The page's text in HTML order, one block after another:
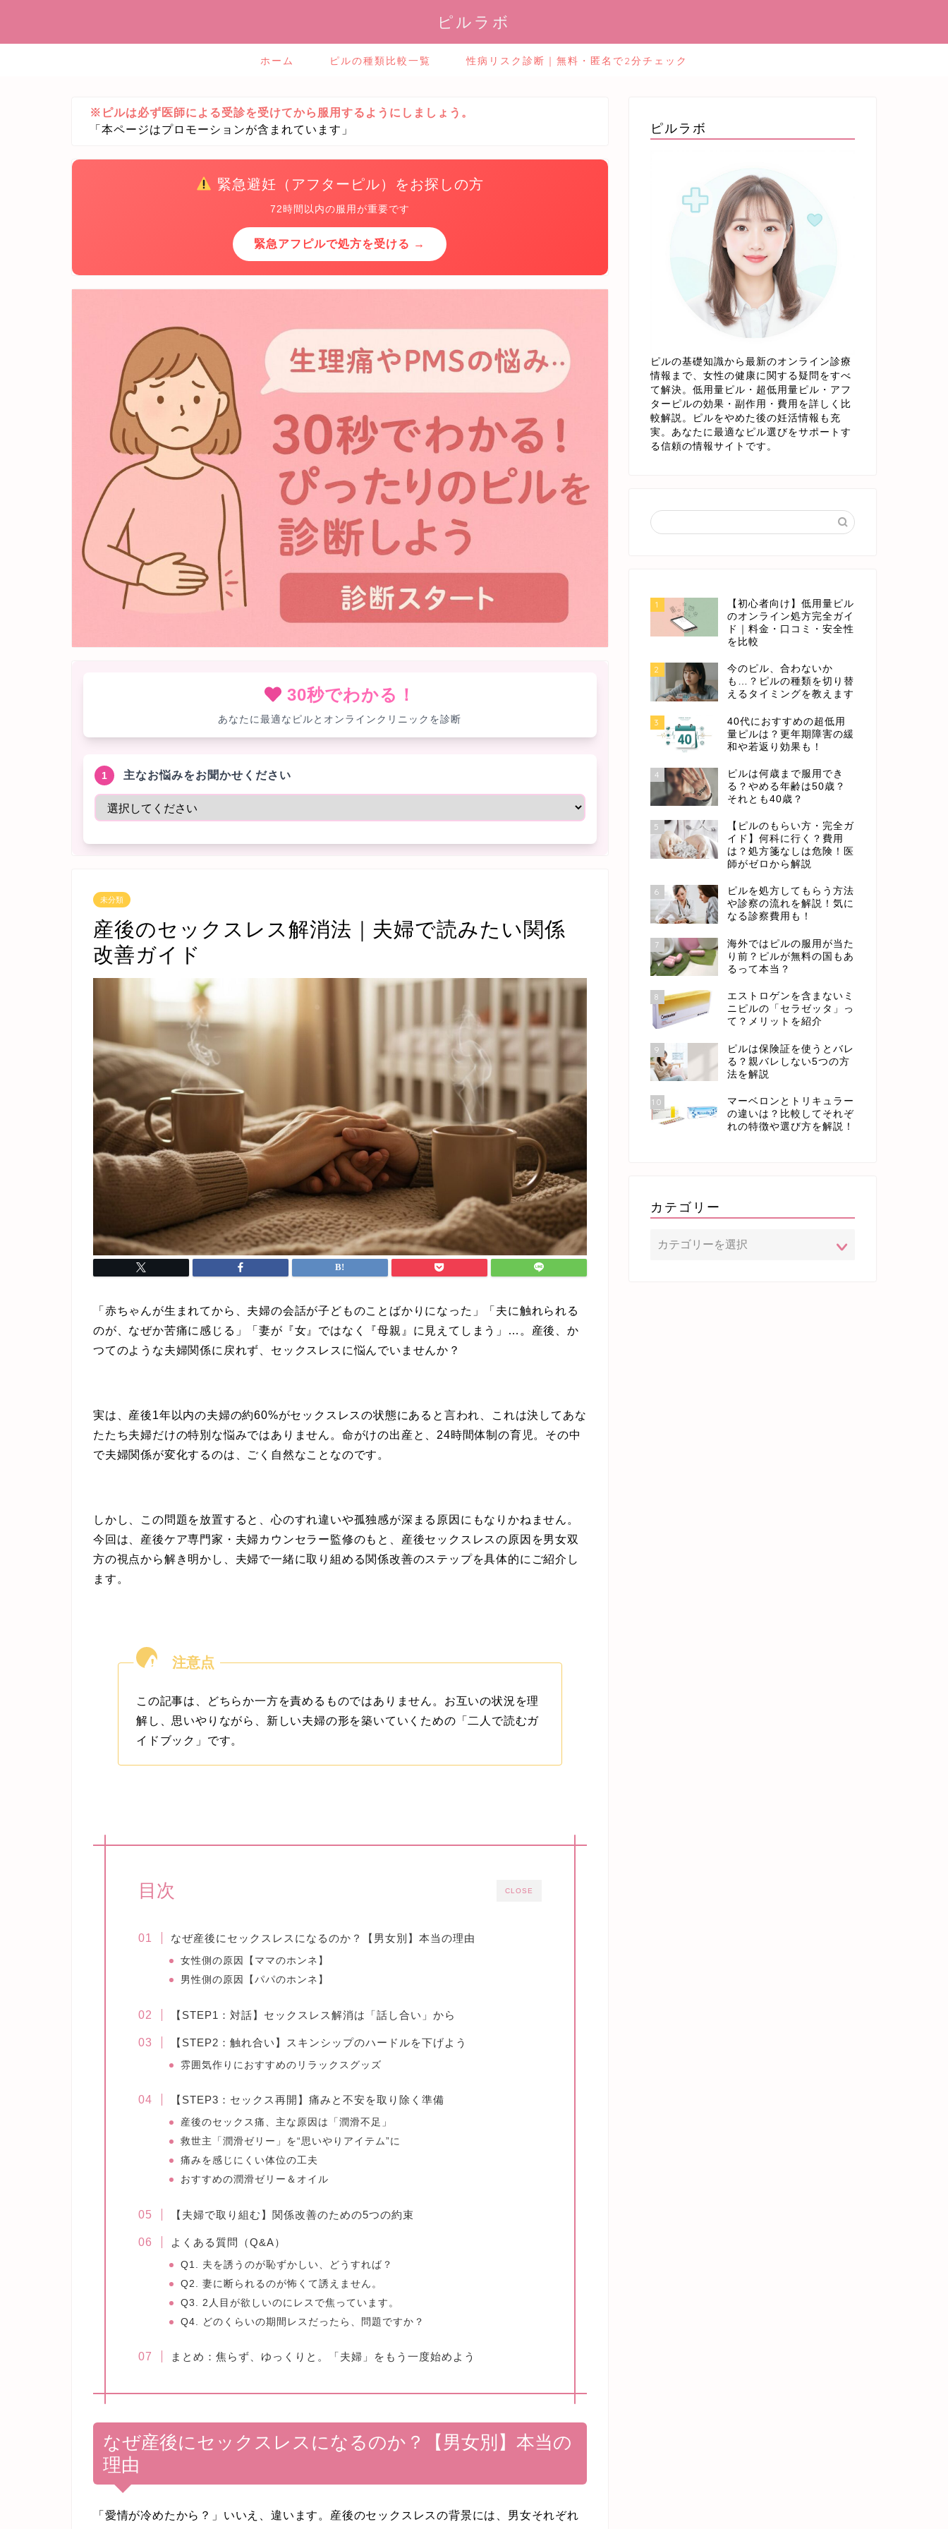
ピルラボ
ホーム ピルの種類比較一覧 性病リスク診断｜無料・匿名で2分チェック
※ピルは必ず医師による受診を受けてから服用するようにしましょう。
「本ページはプロモーションが含まれています」
緊急避妊（アフターピル）をお探しの方
72時間以内の服用が重要です
緊急アフピルで処方を受ける →
30秒でわかる！
あなたに最適なピルとオンラインクリニックを診断
1 主なお悩みをお聞かせください
未分類
産後のセックスレス解消法｜夫婦で読みたい関係
改善ガイド
「赤ちゃんが生まれてから、夫婦の会話が子どものことばかりになった」「夫に触れられる
のが、なぜか苦痛に感じる」「妻が『女』ではなく『母親』に見えてしまう」…。産後、か
つてのような夫婦関係に戻れず、セックスレスに悩んでいませんか？
実は、産後1年以内の夫婦の約60%がセックスレスの状態にあると言われ、これは決してあな
たたち夫婦だけの特別な悩みではありません。命がけの出産と、24時間体制の育児。その中
で夫婦関係が変化するのは、ごく自然なことなのです。
しかし、この問題を放置すると、心のすれ違いや孤独感が深まる原因にもなりかねません。
今回は、産後ケア専門家・夫婦カウンセラー監修のもと、産後セックスレスの原因を男女双
方の視点から解き明かし、夫婦で一緒に取り組める関係改善のステップを具体的にご紹介し
ます。
この記事は、どちらか一方を責めるものではありません。お互いの状況を理
解し、思いやりながら、新しい夫婦の形を築いていくための「二人で読むガ
イドブック」です。
CLOSE
目次
なぜ産後にセックスレスになるのか？【男女別】本当の理由
女性側の原因【ママのホンネ】
男性側の原因【パパのホンネ】
【STEP1：対話】セックスレス解消は「話し合い」から
【STEP2：触れ合い】スキンシップのハードルを下げよう
雰囲気作りにおすすめのリラックスグッズ
【STEP3：セックス再開】痛みと不安を取り除く準備
産後のセックス痛、主な原因は「潤滑不足」
救世主「潤滑ゼリー」を“思いやりアイテム”に
痛みを感じにくい体位の工夫
おすすめの潤滑ゼリー＆オイル
【夫婦で取り組む】関係改善のための5つの約束
よくある質問（Q&A）
Q1. 夫を誘うのが恥ずかしい、どうすれば？
Q2. 妻に断られるのが怖くて誘えません。
Q3. 2人目が欲しいのにレスで焦っています。
Q4. どのくらいの期間レスだったら、問題ですか？
まとめ：焦らず、ゆっくりと。「夫婦」をもう一度始めよう
なぜ産後にセックスレスになるのか？【男女別】本当の
理由
「愛情が冷めたから？」いいえ、違います。産後のセックスレスの背景には、男女それぞれ
ピルラボ
ピルの基礎知識から最新のオンライン診療
情報まで、女性の健康に関する疑問をすべ
て解決。低用量ピル・超低用量ピル・アフ
ターピルの効果・副作用・費用を詳しく比
較解説。ピルをやめた後の妊活情報も充
実。あなたに最適なピル選びをサポートす
る信頼の情報サイトです。
1
【初心者向け】低用量ピル
のオンライン処方完全ガイ
ド｜料金・口コミ・安全性
を比較
2
今のピル、合わないか
も…？ピルの種類を切り替
えるタイミングを教えます
3
40代におすすめの超低用
量ピルは？更年期障害の緩
和や若返り効果も！
4
ピルは何歳まで服用でき
る？やめる年齢は50歳？
それとも40歳？
5
【ピルのもらい方・完全ガ
イド】何科に行く？費用
は？処方箋なしは危険！医
師がゼロから解説
6
ピルを処方してもらう方法
や診察の流れを解説！気に
なる診察費用も！
7
海外ではピルの服用が当た
り前？ピルが無料の国もあ
るって本当？
8
エストロゲンを含まないミ
ニピルの「セラゼッタ」っ
て？メリットを紹介
9
ピルは保険証を使うとバレ
る？親バレしない5つの方
法を解説
10
マーベロンとトリキュラー
の違いは？比較してそれぞ
れの特徴や選び方を解説！
カテゴリー